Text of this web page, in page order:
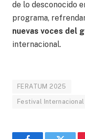
de lo desconocido
programa,
nuevas voces del
internacional.
FERATUM 2025
Festival